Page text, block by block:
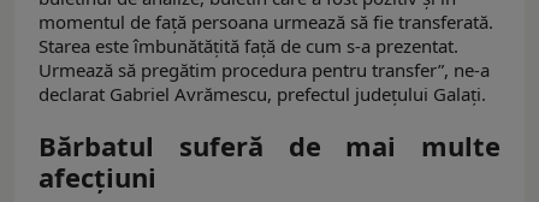
momentul de față persoana urmează să fie transferată.
Starea este îmbunătățită față de cum s-a prezentat.
Urmează să pregătim procedura pentru transfer”, ne-a
declarat Gabriel Avrămescu, prefectul județului Galați.
Bărbatul suferă de mai multe
afecțiuni